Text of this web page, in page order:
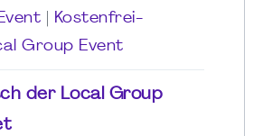
Kostenfrei-
Group Event
der Local Group